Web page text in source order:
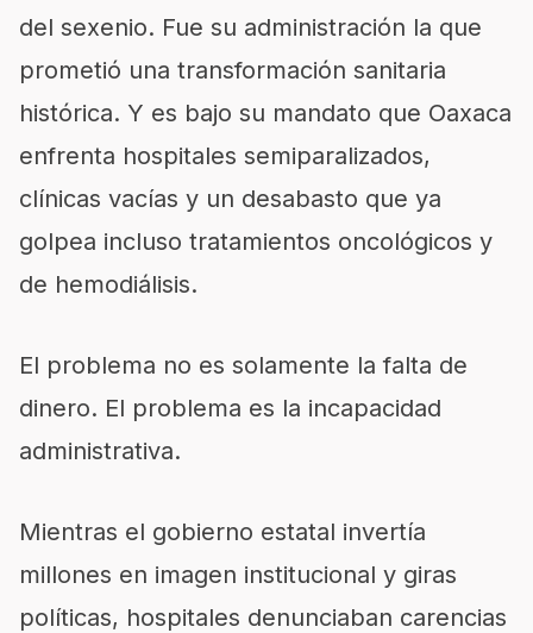
del sexenio. Fue su administración la que
prometió una transformación sanitaria
histórica. Y es bajo su mandato que Oaxaca
enfrenta hospitales semiparalizados,
clínicas vacías y un desabasto que ya
golpea incluso tratamientos oncológicos y
de hemodiálisis.
El problema no es solamente la falta de
dinero. El problema es la incapacidad
administrativa.
Mientras el gobierno estatal invertía
millones en imagen institucional y giras
políticas, hospitales denunciaban carencias